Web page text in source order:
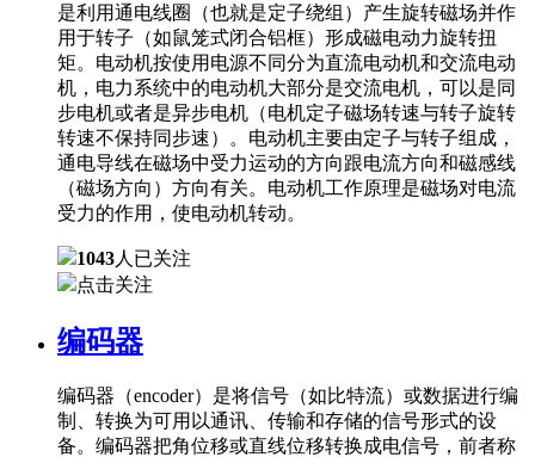
是利用通电线圈（也就是定子绕组）产生旋转磁场并作
用于转子（如鼠笼式闭合铝框）形成磁电动力旋转扭
矩。电动机按使用电源不同分为直流电动机和交流电动
机，电力系统中的电动机大部分是交流电机，可以是同
步电机或者是异步电机（电机定子磁场转速与转子旋转
转速不保持同步速）。电动机主要由定子与转子组成，
通电导线在磁场中受力运动的方向跟电流方向和磁感线
（磁场方向）方向有关。电动机工作原理是磁场对电流
受力的作用，使电动机转动。
1043人已关注
点击关注
编码器
编码器（encoder）是将信号（如比特流）或数据进行编
制、转换为可用以通讯、传输和存储的信号形式的设
备。编码器把角位移或直线位移转换成电信号，前者称